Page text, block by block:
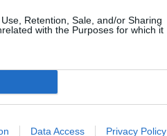
Retention, Sale, and/or Sharing
with the Purposes for which it
Data Access Privacy Policy
a